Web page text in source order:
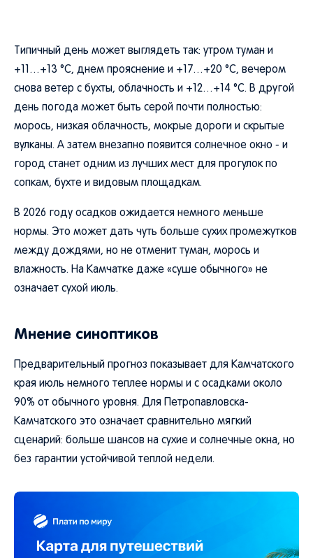
Типичный день может выглядеть так: утром туман и
+11…+13 °C, днем прояснение и +17…+20 °C, вечером
снова ветер с бухты, облачность и +12…+14 °C. В другой
день погода может быть серой почти полностью:
морось, низкая облачность, мокрые дороги и скрытые
вулканы. А затем внезапно появится солнечное окно - и
город станет одним из лучших мест для прогулок по
сопкам, бухте и видовым площадкам.
В 2026 году осадков ожидается немного меньше
нормы. Это может дать чуть больше сухих промежутков
между дождями, но не отменит туман, морось и
влажность. На Камчатке даже «суше обычного» не
означает сухой июль.
Мнение синоптиков
Предварительный прогноз показывает для Камчатского
края июль немного теплее нормы и с осадками около
90% от обычного уровня. Для Петропавловска-
Камчатского это означает сравнительно мягкий
сценарий: больше шансов на сухие и солнечные окна, но
без гарантии устойчивой теплой недели.